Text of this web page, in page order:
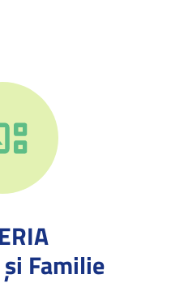
Familie